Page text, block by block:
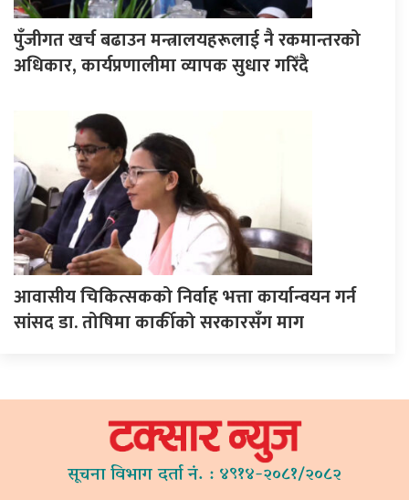
पुँजीगत खर्च बढाउन मन्त्रालयहरूलाई नै रकमान्तरको
अधिकार, कार्यप्रणालीमा व्यापक सुधार गरिँदै
आवासीय चिकित्सकको निर्वाह भत्ता कार्यान्वयन गर्न
सांसद डा. तोषिमा कार्कीको सरकारसँग माग
सूचना विभाग दर्ता नं. : ४९१४-२०८१/२०८२